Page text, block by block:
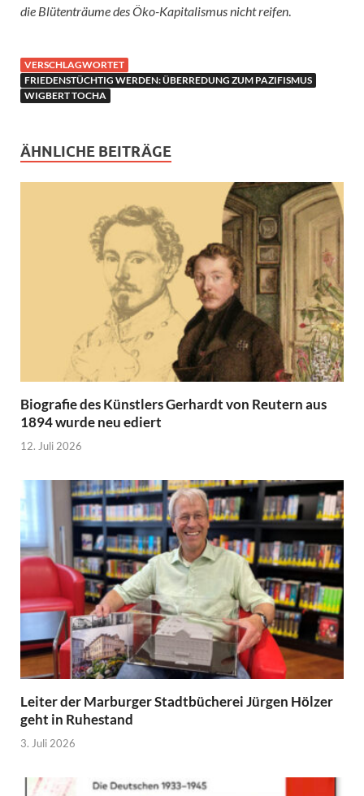
die Blütenträume des Öko-Kapitalismus nicht reifen.
VERSCHLAGWORTET
FRIEDENSTÜCHTIG WERDEN: ÜBERREDUNG ZUM PAZIFISMUS
WIGBERT TOCHA
ÄHNLICHE BEITRÄGE
Biografie des Künstlers Gerhardt von Reutern aus
1894 wurde neu ediert
12. Juli 2026
Leiter der Marburger Stadtbücherei Jürgen Hölzer
geht in Ruhestand
3. Juli 2026